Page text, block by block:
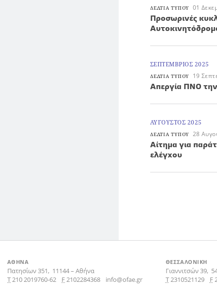
ΔΕΛΤΙΑ ΤΥΠΟΥ 01
Προσωρινές
ΣΕΠΤΕΜΒΡΙΟΣ 2025
ΔΕΛΤΙΑ ΤΥΠΟΥ 19
Απεργία ΠΝΟ
ΑΥΓΟΥΣΤΟΣ 2025
ΔΕΛΤΙΑ ΤΥΠΟΥ 28
Aίτημα για
ελέγχου
ΑΘΗΝΑ
Πατησίων 351, 11144– Αθήνα
Τ210 2019760-62 F2102284368 info@ofae.gr
ΘΕΣΣΑΛΟΝΙΚΗ
Γιαννιτσών 39,
Τ2310521129 F